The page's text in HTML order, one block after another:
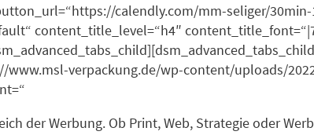
calendly.com/mm-seliger/
content_title_level=“h4″
www.msl-verpackung.de/wp-content/uploads/
der Werbung. Ob Print, Web, Strategie oder